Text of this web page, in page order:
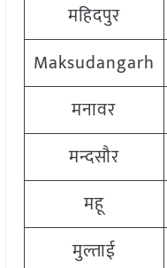
महिदपुर
Maksudangarh
मनावर
मन्दसौर
महू
मुल्ताई